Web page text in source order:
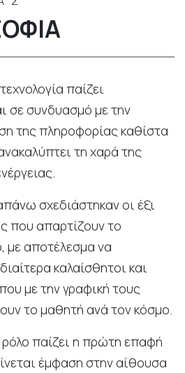
παίζει
σε συνδυασμό με την
της πληροφορίας καθίστα
τη χαρά της
σχεδιάστηκαν οι έξι
που απαρτίζουν το
με αποτέλεσμα να
καλαίσθητοι και
με την γραφική τους
το μαθητή ανά τον κόσμο.
ρόλο παίζει η πρώτη επαφή
έμφαση στην αίθουσα